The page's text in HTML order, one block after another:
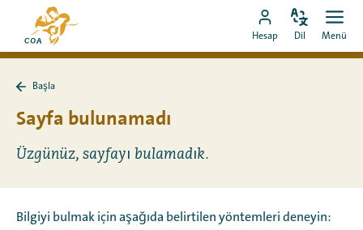
Doğrudan
içeriğe
git
MyCOA
ana
sayfasına
MyCOA
hesabına
Hesap
Dili
Dil
Aç
Menü
Başla
geri
Başla
Sayfa bulunamadı
Üzgünüz, sayfayı bulamadık.
Bilgiyi bulmak için aşağıda belirtilen yöntemleri deneyin: